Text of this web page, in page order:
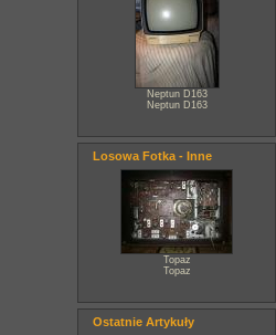
Neptun D163
Neptun D163
Losowa Fotka - Inne
Topaz
Topaz
Ostatnie Artykuły